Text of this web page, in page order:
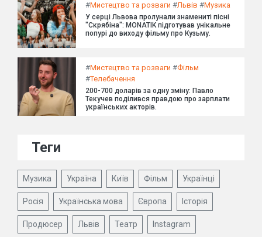
#Мистецтво та розваги #Львів #Музика
У серці Львова пролунали знамениті пісні
"Скрябіна": MONATIK підготував унікальне
попурі до виходу фільму про Кузьму.
#Мистецтво та розваги #Фільм
#Телебачення
200-700 доларів за одну зміну: Павло
Текучев поділився правдою про зарплати
українських акторів.
Теги
Музика Україна Київ Фільм Українці
Росія Українська мова Європа Історія
Продюсер Львів Театр Instagram